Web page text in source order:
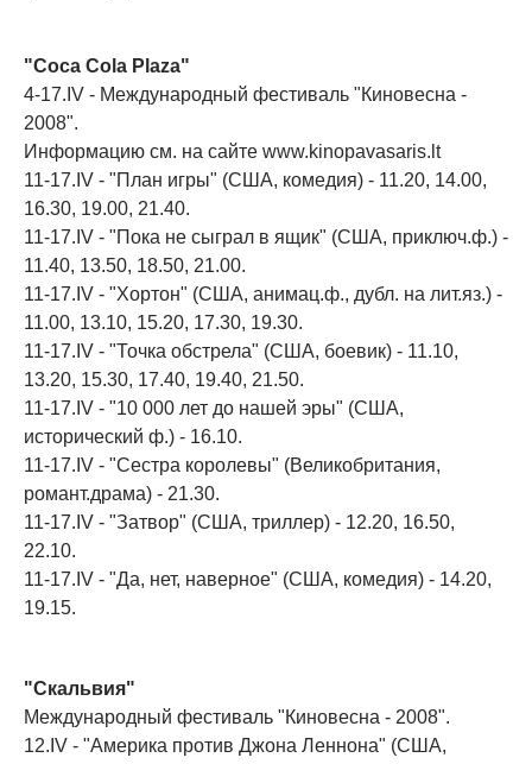
"Coca Cola Plaza"
4-17.IV - Международный фестиваль "Киновесна -
2008".
Информацию см. на сайте www.kinopavasaris.lt
11-17.IV - "План игры" (США, комедия) - 11.20, 14.00,
16.30, 19.00, 21.40.
11-17.IV - "Пока не сыграл в ящик" (США, приключ.ф.) -
11.40, 13.50, 18.50, 21.00.
11-17.IV - "Хортон" (США, анимац.ф., дубл. на лит.яз.) -
11.00, 13.10, 15.20, 17.30, 19.30.
11-17.IV - "Точка обстрела" (США, боевик) - 11.10,
13.20, 15.30, 17.40, 19.40, 21.50.
11-17.IV - "10 000 лет до нашей эры" (США,
исторический ф.) - 16.10.
11-17.IV - "Сестра королевы" (Великобритания,
романт.драма) - 21.30.
11-17.IV - "Затвор" (США, триллер) - 12.20, 16.50,
22.10.
11-17.IV - "Да, нет, наверное" (США, комедия) - 14.20,
19.15.
"Скальвия"
Международный фестиваль "Киновесна - 2008".
12.IV - "Америка против Джона Леннона" (США,